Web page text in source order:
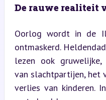
De rauwe realiteit
Oorlog wordt in de
ontmaskerd.
lezen ook gruwelijke,
van slachtpartijen, het
verlies van kinderen.